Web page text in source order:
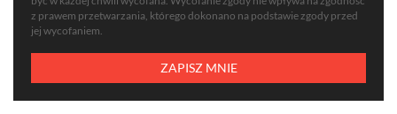
z prawem przetwarzania, którego dokonano na podstawie zgody przed
jej wycofaniem.